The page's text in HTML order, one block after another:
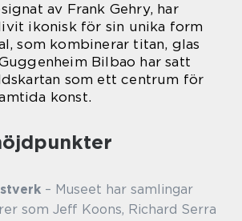
av Frank Gehry, har
ikonisk för sin unika form
som kombinerar titan, glas
Bilbao har satt
som ett centrum för
konst.
– Museet har samlingar
som Jeff Koons, Richard Serra